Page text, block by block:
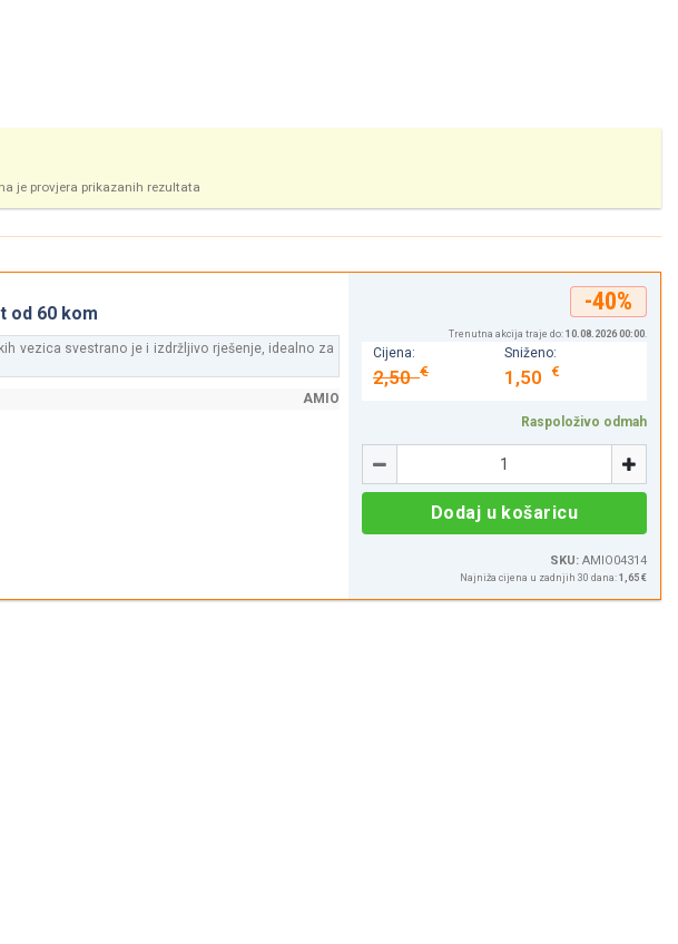
je provjera prikazanih rezultata
od 60 kom
vezica svestrano je i izdržljivo rješenje, idealno za
AMIO
-40%
Trenutna akcija traje do: 10.08.2026 00:00.
Cijena:
2,50€
Sniženo:
1,50 €
Raspoloživo odmah
-
Količina
+
Dodaj u košaricu
SKU:AMIO04314
Najniža cijena u zadnjih 30 dana: 1,65 €